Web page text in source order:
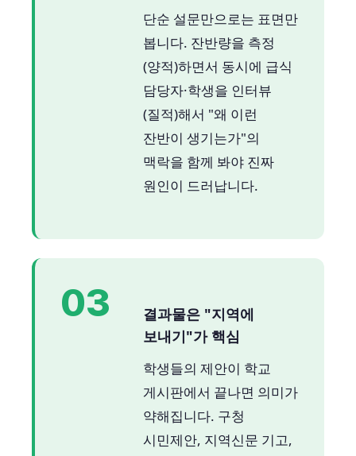
단순 설문만으로는 표면만
봅니다. 잔반량을 측정
(양적)하면서 동시에 급식
담당자·학생을 인터뷰
(질적)해서 "왜 이런
잔반이 생기는가"의
맥락을 함께 봐야 진짜
원인이 드러납니다.
03
결과물은 "지역에
보내기"가 핵심
학생들의 제안이 학교
게시판에서 끝나면 의미가
약해집니다. 구청
시민제안, 지역신문 기고,